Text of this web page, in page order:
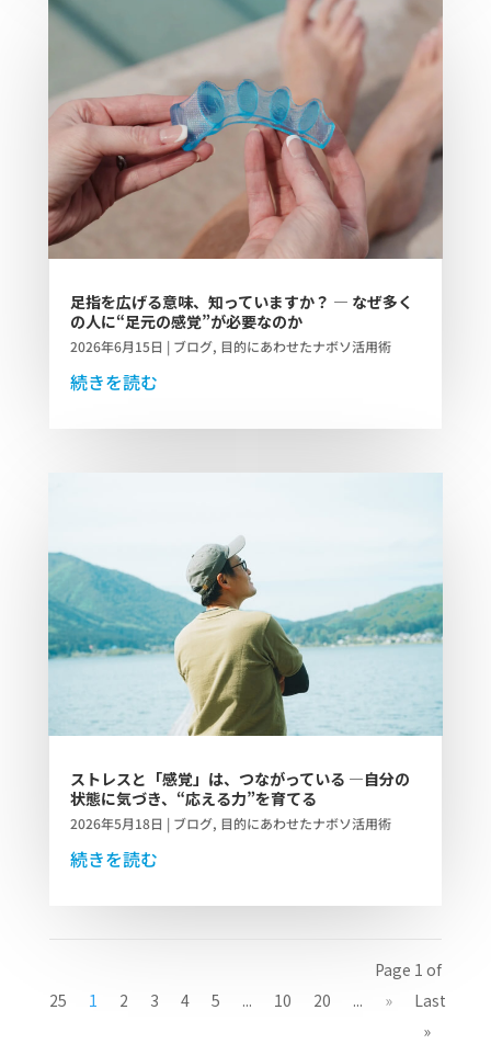
足指を広げる意味、知っていますか？ ― なぜ多く
の人に“足元の感覚”が必要なのか
2026年6月15日 | ブログ, 目的にあわせたナボソ活用術
続きを読む
ストレスと「感覚」は、つながっている ―自分の
状態に気づき、“応える力”を育てる
2026年5月18日 | ブログ, 目的にあわせたナボソ活用術
続きを読む
Page 1 of
25
1 2 3 4 5 ... 10 20 ... »
Last
»